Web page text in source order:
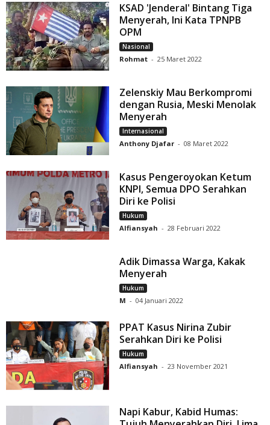
KSAD 'Jenderal' Bintang Tiga
Menyerah, Ini Kata TPNPB
OPM
Nasional
Rohmat - 25 Maret 2022
Zelenskiy Mau Berkompromi
dengan Rusia, Meski Menolak
Menyerah
Internasional
Anthony Djafar - 08 Maret 2022
Kasus Pengeroyokan Ketum
KNPI, Semua DPO Serahkan
Diri ke Polisi
Hukum
Alfiansyah - 28 Februari 2022
Adik Dimassa Warga, Kakak
Menyerah
Hukum
M - 04 Januari 2022
PPAT Kasus Nirina Zubir
Serahkan Diri ke Polisi
Hukum
Alfiansyah - 23 November 2021
Napi Kabur, Kabid Humas: